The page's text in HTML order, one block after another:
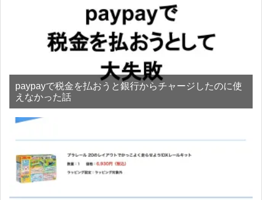
paypayで税金を払おうと銀行からチャージしたのに使
えなかった話